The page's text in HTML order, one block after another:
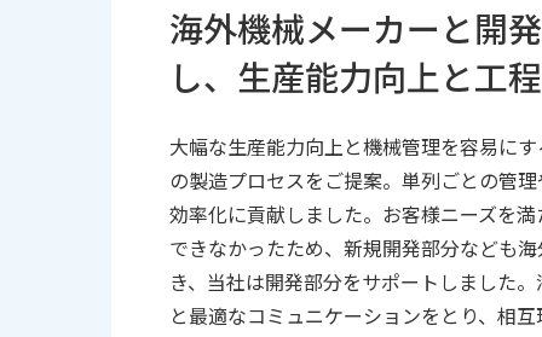
海外機械メーカーと開
し、生産能力向上と工
大幅な生産能力向上と機械管理を容易に
の製造プロセスをご提案。単列ごとの管
効率化に貢献しました。お客様ニーズを
できなかったため、新規開発部分なども
き、当社は開発部分をサポートしました
と最適なコミュニケーションをとり、相